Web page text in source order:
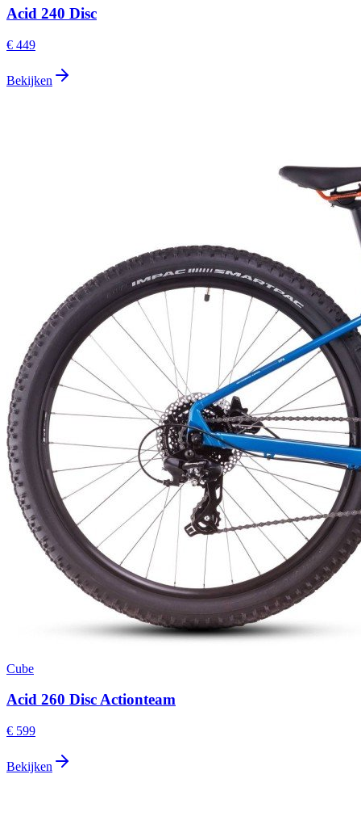
Acid 240 Disc
€ 449
Bekijken
Cube
Acid 260 Disc Actionteam
€ 599
Bekijken